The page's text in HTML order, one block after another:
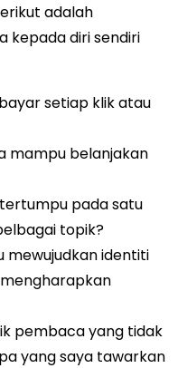
adalah
kepada diri sendiri
setiap klik atau
mampu belanjakan
pada satu
topik?
mewujudkan identiti
pembaca yang tidak
yang saya tawarkan